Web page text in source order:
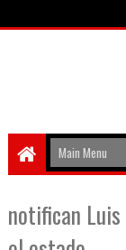
notifican